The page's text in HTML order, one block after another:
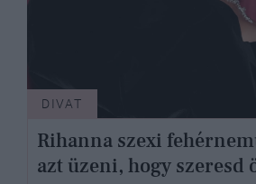
DIVAT
Rihanna szexi
azt üzeni, hogy szeresd